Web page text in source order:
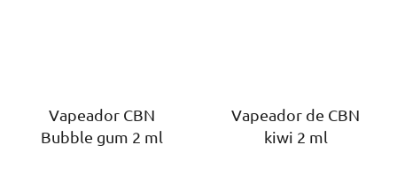
Vapeador CBN
Bubble gum 2 ml
Vapeador de CBN
kiwi 2 ml